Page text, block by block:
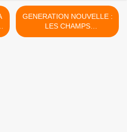
GENERATION NOUVELLE :
LES CHAMPS
BLANCHISSENT DÉJÀ